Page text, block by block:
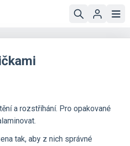
a rozstříhání. Pro opakované
tak, aby z nich správné